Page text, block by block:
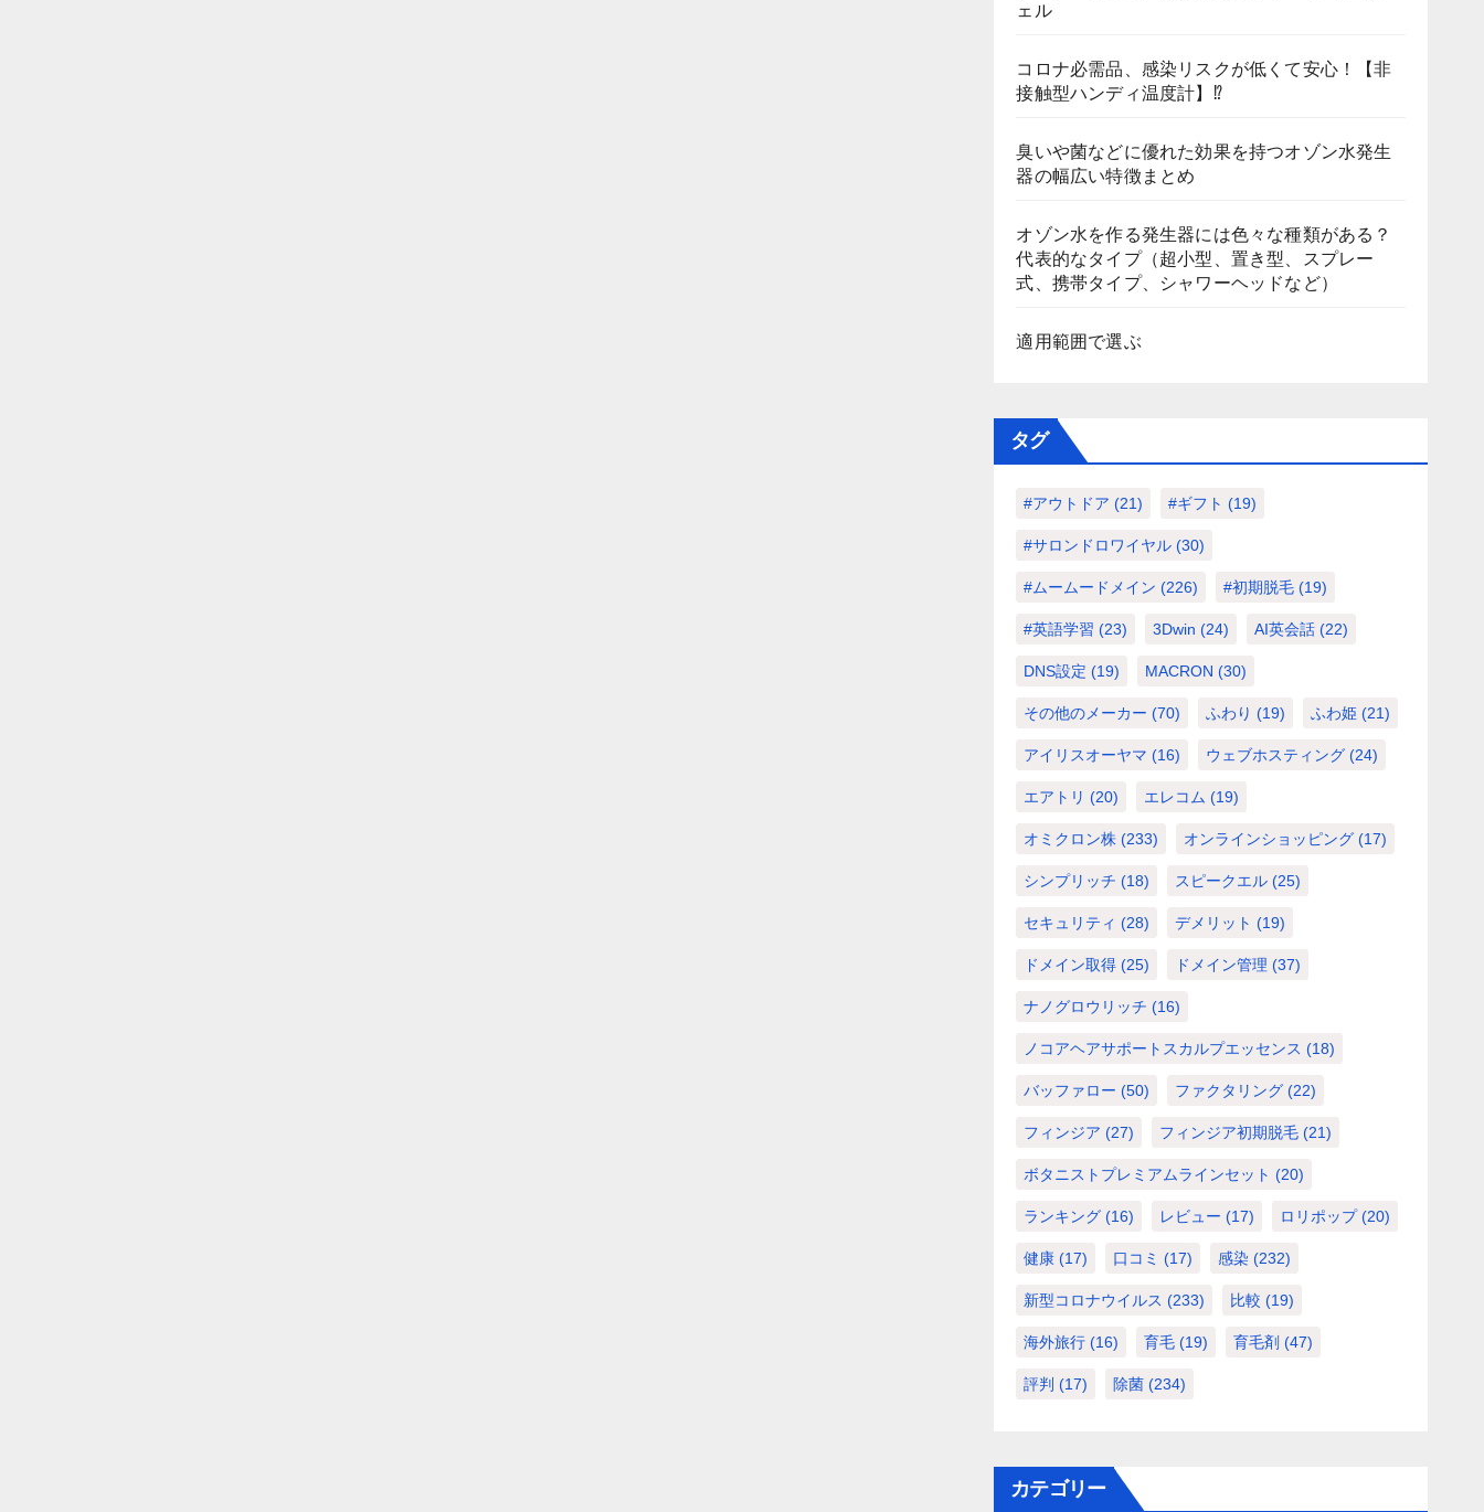
ェル
コロナ必需品、感染リスクが低くて安心！【非
接触型ハンディ温度計】⁉
臭いや菌などに優れた効果を持つオゾン水発生
器の幅広い特徴まとめ
オゾン水を作る発生器には色々な種類がある？
代表的なタイプ（超小型、置き型、スプレー
式、携帯タイプ、シャワーヘッドなど）
適用範囲で選ぶ
タグ
#アウトドア (21) #ギフト (19)
#サロンドロワイヤル (30)
#ムームードメイン (226) #初期脱毛 (19)
#英語学習 (23) 3Dwin (24) AI英会話 (22)
DNS設定 (19) MACRON (30)
その他のメーカー (70) ふわり (19) ふわ姫 (21)
アイリスオーヤマ (16) ウェブホスティング (24)
エアトリ (20) エレコム (19)
オミクロン株 (233) オンラインショッピング (17)
シンプリッチ (18) スピークエル (25)
セキュリティ (28) デメリット (19)
ドメイン取得 (25) ドメイン管理 (37)
ナノグロウリッチ (16)
ノコアヘアサポートスカルプエッセンス (18)
バッファロー (50) ファクタリング (22)
フィンジア (27) フィンジア初期脱毛 (21)
ボタニストプレミアムラインセット (20)
ランキング (16) レビュー (17) ロリポップ(20)
健康 (17) 口コミ (17) 感染 (232)
新型コロナウイルス (233) 比較 (19)
海外旅行 (16) 育毛 (19) 育毛剤 (47)
評判 (17) 除菌 (234)
カテゴリー